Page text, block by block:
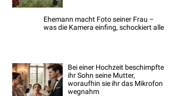
Ehemann macht Foto seiner Frau –
was die Kamera einfing, schockiert alle
Bei einer Hochzeit beschimpfte
ihr Sohn seine Mutter,
woraufhin sie ihr das Mikrofon
wegnahm